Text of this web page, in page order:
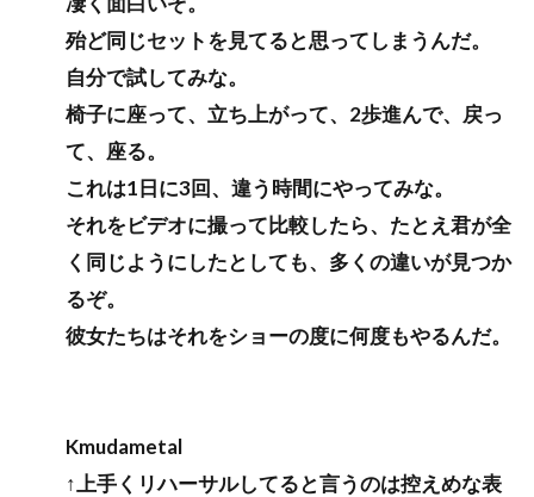
殆ど同じセットを見てると思ってしまうんだ。
自分で試してみな。
椅子に座って、立ち上がって、2歩進んで、戻っ
て、座る。
これは1日に3回、違う時間にやってみな。
それをビデオに撮って比較したら、たとえ君が全
く同じようにしたとしても、多くの違いが見つか
るぞ。
彼女たちはそれをショーの度に何度もやるんだ。
Kmudametal
↑上手くリハーサルしてると言うのは控えめな表